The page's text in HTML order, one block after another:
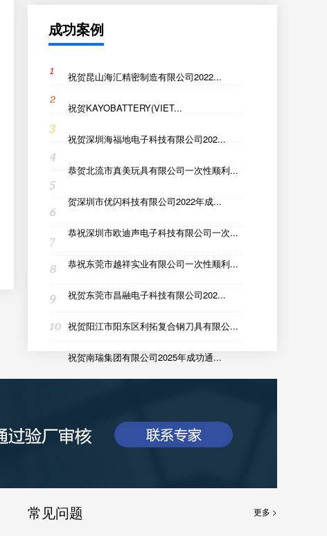
成功案例
祝贺昆山海汇精密制造有限公司2022...
祝贺KAYOBATTERY(VIET...
祝贺深圳海福地电子科技有限公司202...
恭贺北流市真美玩具有限公司一次性顺利...
贺深圳市优闪科技有限公司2022年成...
恭祝深圳市欧迪声电子科技有限公司一次...
恭祝东莞市越祥实业有限公司一次性顺利...
祝贺东莞市昌融电子科技有限公司202...
祝贺阳江市阳东区利拓复合钢刀具有限公...
祝贺南瑞集团有限公司2025年成功通...
更多 >
常见问题